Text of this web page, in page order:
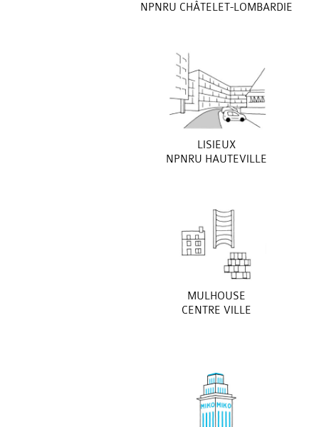
NPNRU CHÂTELET-LOMBARDIE
LISIEUX
NPNRU HAUTEVILLE
MULHOUSE
CENTRE VILLE